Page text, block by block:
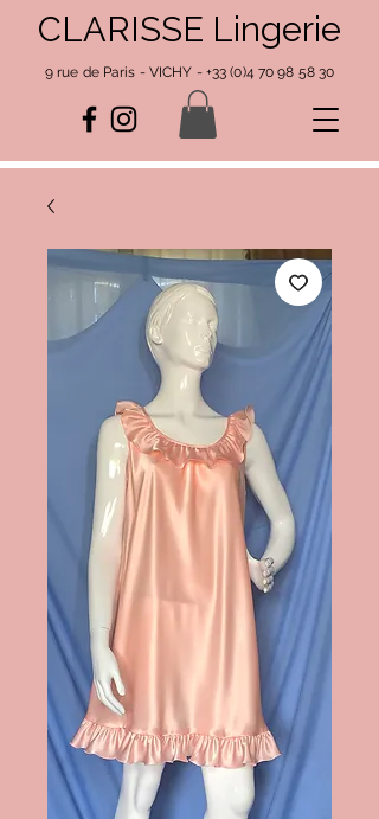
CLARISSE Lingerie
9 rue de Paris - VICHY - +33 (0)4 70 98 58 30